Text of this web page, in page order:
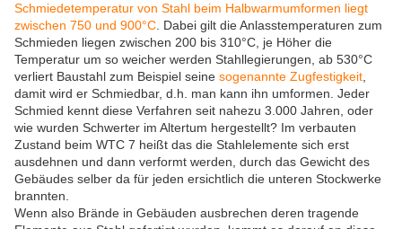
Schmiedetemperatur von Stahl beim Halbwarmumformen liegt
zwischen 750 und 900°C . Dabei gilt die Anlasstemperaturen zum
Schmieden liegen zwischen 200 bis 310°C, je Höher die
Temperatur um so weicher werden Stahllegierungen, ab 530°C
verliert Baustahl zum Beispiel seine sogenannte Zugfestigkeit
damit wird er Schmiedbar, d.h. man kann ihn umformen. Jeder
Schmied kennt diese Verfahren seit nahezu 3.000 Jahren, oder
wie wurden Schwerter im Altertum hergestellt? Im verbauten
Zustand beim WTC 7 heißt das die Stahlelemente sich erst
ausdehnen und dann verformt werden, durch das Gewicht des
Gebäudes selber da für jeden ersichtlich die unteren Stockwerke
brannten.
Wenn also Brände in Gebäuden ausbrechen deren tragende